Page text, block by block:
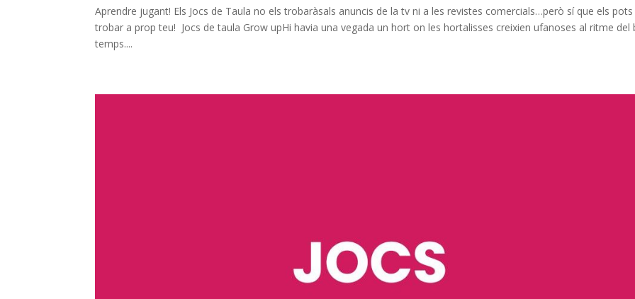
Aprendre jugant! Els Jocs de Taula no els trobaràsals anuncis de la tv ni a les revistes comercials…però sí que els pots
trobar a prop teu! Jocs de taula Grow upHi havia una vegada un hort on les hortalisses creixien ufanoses al ritme del
temps....